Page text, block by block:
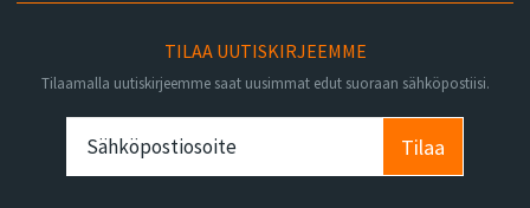
TILAA UUTISKIRJEEMME
Tilaamalla uutiskirjeemme saat uusimmat edut suoraan sähköpostiisi.
Tilaa